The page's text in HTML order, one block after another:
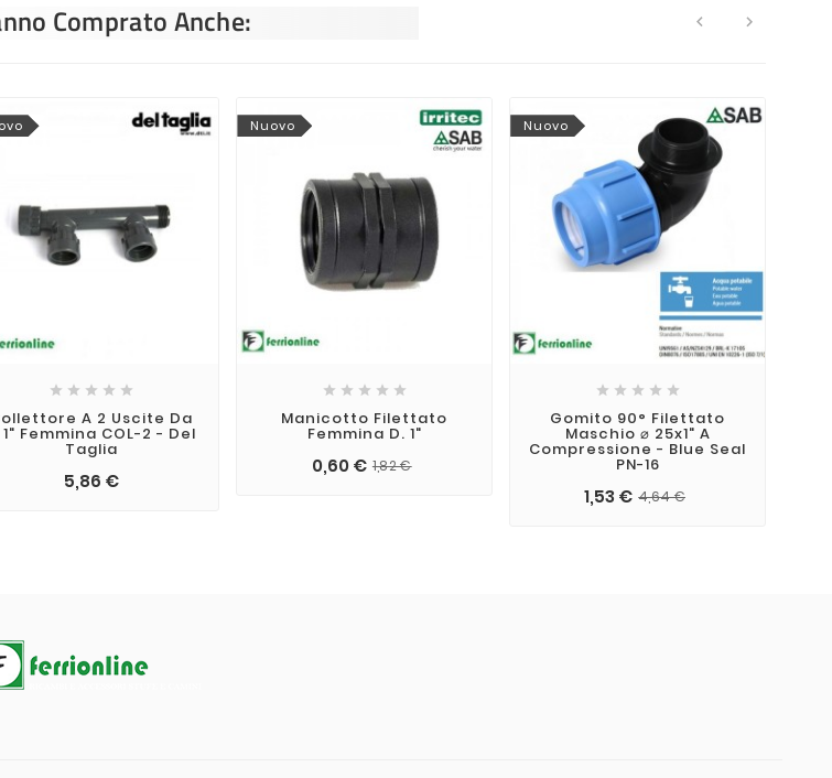
Comprato Anche:  
    
A 2 Uscite Da
Femmina COL-2 - Del
Taglia
5,86 €
Nuovo
    
Manicotto Filettato
Femmina D. 1"
0,60 € 1,82 €
Nuovo
    
Gomito 90° Filettato
Maschio ⌀ 25x1" A
Compressione - Blue Seal
PN-16
1,53 € 4,64 €